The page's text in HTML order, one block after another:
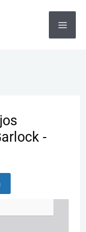
-